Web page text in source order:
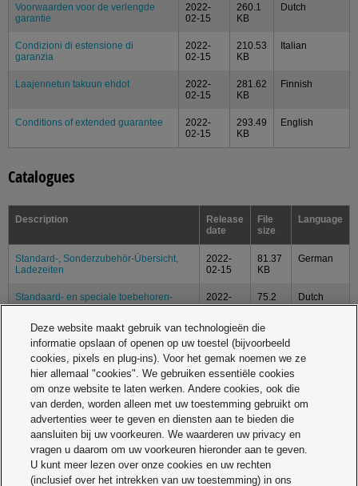
Voorwaarden voor de verlengde
garantie
2022-
02-15
260.1
KB
Dutch
Condizioni di estensione di
garanzia
2022-
02-15
210.53
KB
Italian
Laajennetun takuun ehdot
2022-
02-15
281.62
KB
Finnish
Conditions of extended guarantee
2022-
02-15
293.49
KB
English
Catalogues
Description
Release
date
File
size
Language
Standard-, Sonderzubehör-Übersicht,
Ladezeiten
2022-
02-15
81.37
KB
German
Standaard- en speciale toebehoren-
overzicht, oplaadtijd
2022-
02-15
75.2
KB
Dutch
Overview standard / optional
accessories / charging times
2022-
02-15
75.11
KB
Operating Instructions
Description
Release
date
File
size
Language
Operating Instructions EY74A2,
EY79A2
2017-
09-30
2.1
MB
Deze website maakt gebruik van technologieën die
informatie opslaan of openen op uw toestel (bijvoorbeeld
cookies, pixels en plug-ins). Voor het gemak noemen we ze
hier allemaal "cookies". We gebruiken essentiële cookies
om onze website te laten werken. Andere cookies, ook die
van derden, worden alleen met uw toestemming gebruikt om
advertenties weer te geven en diensten aan te bieden die
aansluiten bij uw voorkeuren. We waarderen uw privacy en
vragen u daarom om uw voorkeuren hieronder aan te geven.
U kunt meer lezen over onze cookies en uw rechten
(inclusief over het intrekken van uw toestemming) in ons